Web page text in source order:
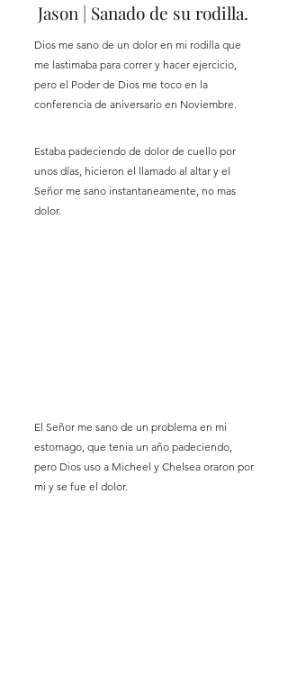
Jason | Sanado de su rodilla.
Dios me sano de un dolor en mi rodilla que
me lastimaba para correr y hacer ejercicio,
pero el Poder de Dios me toco en la
conferencia de aniversario en Noviembre.
Estaba padeciendo de dolor de cuello por
unos días, hicieron el llamado al altar y el
Señor me sano instantaneamente, no mas
dolor.
El Señor me sano de un problema en mi
estomago, que tenia un año padeciendo,
pero Dios uso a Micheel y Chelsea oraron por
mi y se fue el dolor.